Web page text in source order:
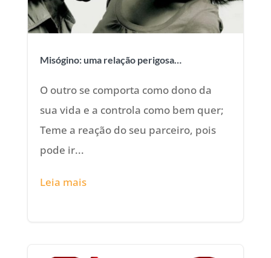
Misógino: uma relação perigosa…
O outro se comporta como dono da
sua vida e a controla como bem quer;
Teme a reação do seu parceiro, pois
pode ir...
Leia mais